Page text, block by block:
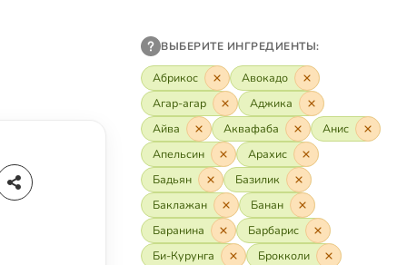
ВЫБЕРИТЕ ИНГРЕДИЕНТЫ:
Абрикос
Авокадо
Агар-агар
Аджика
Айва
Аквафаба
Анис
Апельсин
Арахис
Бадьян
Базилик
Баклажан
Банан
Баранина
Барбарис
Би-Курунга
Брокколи